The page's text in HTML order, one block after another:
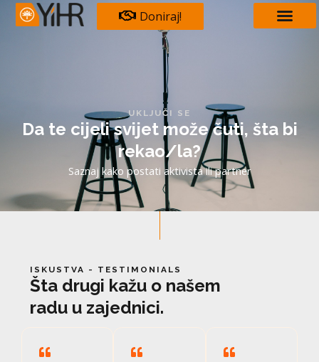
Skip
Doniraj!
UKLJUČI SE
Da te cijeli svijet može čuti, šta bi
rekao/la?
Saznaj kako postati aktivista ili partner
ISKUSTVA - TESTIMONIALS
Šta drugi kažu o našem
radu u zajednici.